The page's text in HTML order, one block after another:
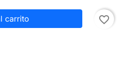
carrito favorite_border